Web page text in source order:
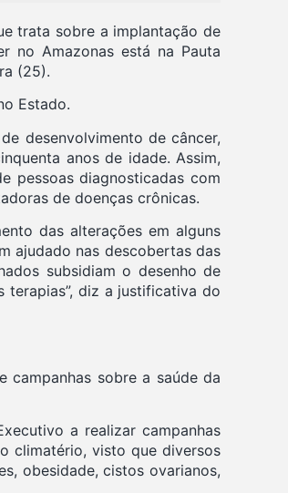
trata sobre a implantação de
no Amazonas está na Pauta
(25).
Estado.
desenvolvimento de câncer,
anos de idade. Assim,
pessoas diagnosticadas com
de doenças crônicas.
das alterações em alguns
ajudado nas descobertas das
subsidiam o desenho de
terapias”, diz a justificativa do
campanhas sobre a saúde da
a realizar campanhas
climatério, visto que diversos
obesidade, cistos ovarianos,